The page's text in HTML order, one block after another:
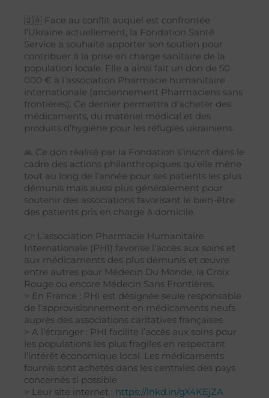
🇺🇦 Face au conflit auquel est confrontée
l’Ukraine actuellement, la Fondation Santé
Service a souhaité apporter son soutien pour
contribuer à la prise en charge sanitaire de la
population locale. Elle a ainsi fait un don de 50
000 € à l’association Pharmacie humanitaire
internationale (anciennement Pharmaciens sans
frontières). Ce dernier permettra d’acheter des
médicaments, du matériel médical et des
produits d’hygiène pour les réfugiés ukrainiens.
🙏 Ce don réalisé par la Fondation s’inscrit dans le
cadre des actions philanthropiques qu’elle mène
tout au long de l’année pour ses patients les plus
démunis mais aussi plus généralement pour
soutenir des associations favorisant le bien-être
des patients pris en charge à domicile.
👉 L’association Pharmacie Humanitaire
Internationale (PHI) favorise l’accès aux soins et
aux médicaments des plus démunis et œuvre
entre autres pour Médecin Du Monde, la Croix
Rouge ou encore Médecin Sans Frontières.
> En France : PHI est désignée seule responsable
de l’approvisionnement en médicaments neufs
auprès des associations caritatives françaises
> A l’étranger : PHI facilite l’accès aux soins pour
les populations les plus fragiles en respectant
l’intérêt économique local. Les médicaments
fournis sont achetés dans les centrales des pays
concernés si possible
> Leur site internet : https://lnkd.in/gX4KEjZA